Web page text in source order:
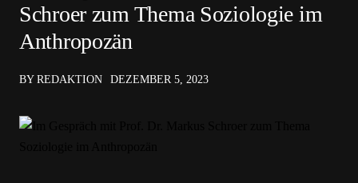
Schroer zum Thema Soziologie im
Anthropozän
BY REDAKTION DEZEMBER 5, 2023